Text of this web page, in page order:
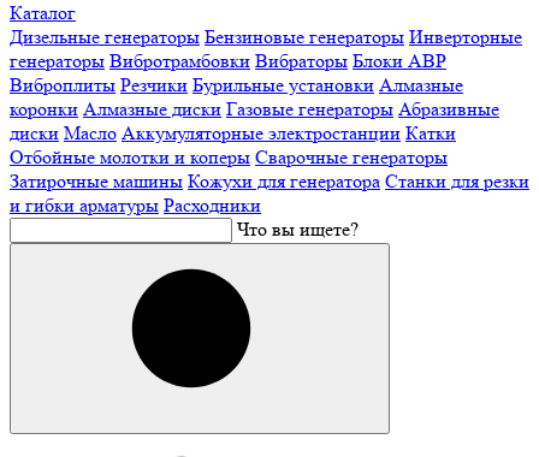
Каталог
Дизельные генераторы Бензиновые генераторы Инверторные
генераторы Вибротрамбовки Вибраторы Блоки АВР
Виброплиты Резчики Бурильные установки Алмазные
коронки Алмазные диски Газовые генераторы Абразивные
диски Масло Аккумуляторные электростанции Катки
Отбойные молотки и коперы Сварочные генераторы
Затирочные машины Кожухи для генератора Станки для резки
и гибки арматуры Расходники
Что вы ищете?